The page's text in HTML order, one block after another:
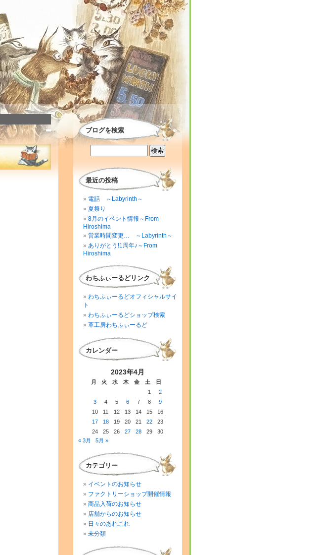
ブログを検索
最近の投稿
電話 ～Labyrinth～
夏祭り
8月のイベント情報～From
Hiroshima
営業時間変更… ～Labyrinth～
ありがとう!1周年♪～From
Hiroshima
わちふぃーるどリンク
わちふぃーるどオフィシャルサイ
ト
わちふぃーるどショップ検索
革工房わちふぃーるど
カレンダー
2023年4月
月 火 水 木 金 土
日
1
2
3
4 5 6 7 8
9
10
11 12 13 14 15
16
17
18 19 20 21 22
23
24
25 26 27 28 29
30
« 3月
5月 »
カテゴリー
イベントのお知らせ
ファクトリーショップ開催情報
商品入荷のお知らせ
店舗からのお知らせ
日々のあれこれ
未分類